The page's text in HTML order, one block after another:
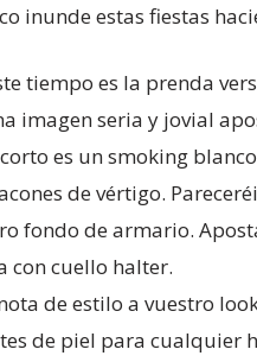
inunde estas fiestas
tiempo es la prenda
imagen seria y jovial
es un smoking
de vértigo.
fondo de armario.
con cuello halter.
de estilo a vuestro
de piel para cualquier